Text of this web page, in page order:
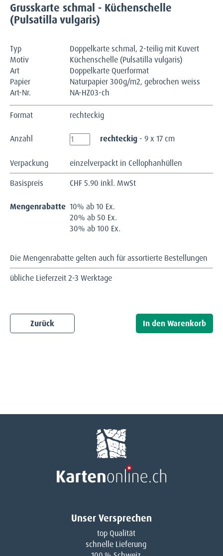
Grusskarte schmal - Küchenschelle
(Pulsatilla vulgaris)
Typ
Doppelkarte schmal, 2-teilig mit Kuvert
Motiv
Küchenschelle (Pulsatilla vulgaris)
Art
Doppelkarte Querformat
Papier
Naturpapier 300g/m2, gebrochen weiss
Art-Nr.
NA-HZ03-ch
Format rechteckig
Anzahl rechteckig - 9 x 17 cm
Verpackung
einzelverpackt in Cellophanhüllen
Basispreis
CHF5.90 inkl. MwSt
Mengenrabatte 10% ab 10 Ex.
20% ab 50 Ex.
30% ab 100 Ex.
Die Mengenrabatte gelten auch für assortierte Bestellungen
übliche Lieferzeit 2-3 Werktage
Zurück
Unser Versprechen
top Qualität
schnelle Lieferung